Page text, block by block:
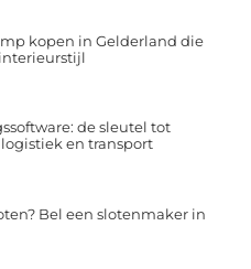
kopen in Gelderland die
de sleutel tot
en transport
Bel een slotenmaker in